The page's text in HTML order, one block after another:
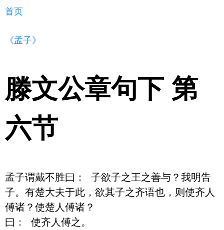
首页
《孟子》
滕文公章句下 第
六节
孟子谓戴不胜曰： 子欲子之王之善与？我明告
子。有楚大夫于此，欲其子之齐语也，则使齐人
傅诸？使楚人傅诸？
曰： 使齐人傅之。